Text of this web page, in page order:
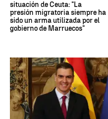
situación de Ceuta: "La
presión migratoria siempre ha
sido un arma utilizada por el
gobierno de Marruecos"